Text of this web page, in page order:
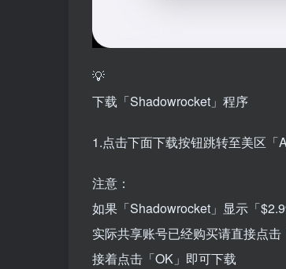
💡
下载「Shadowrocket」程序
1.点击下面下载按钮跳转至美区「
注意：
如果「Shadowrocket」显示「
实际共享账号已经购买请直接点
接着点击「OK」即可下载